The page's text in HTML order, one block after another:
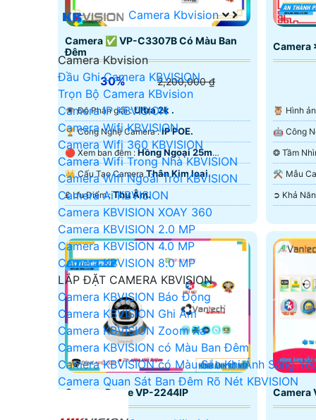
Camera Kbvision
Camera Kbvision
Đầu Ghi Camera KBVISION
Trọn Bộ Camera KBvision
Camera IP KBVISION
Camera Wifi KBVISION
Camera Wifi 360 KBVISION
Camera Wifi Trong Nhà KBVISION
Camera Wifi Ngoài Trời KBVISION
Camera Ai KBVISION
Camera KBVISION XOAY 360
Camera KBVISION 2.0 MP
Camera KBVISION 4.0 MP
Camera KBVISION 8.0 MP
LẮP ĐẶT CAMERA KBVISION
Camera KBVISION Báo Động
Camera KBVISION Ghi Âm
Camera KBVISION Zoom Xa
Camera KBVISION có Màu Ban Đêm
Camera KBVISION có Màu Sắc Khi Ánh Sáng
Camera Quan Sát Ban Đêm Rõ Nét KBVISION
Camera ✅ VP-C3307B Có Màu Ban
Đêm
30% 2,200,000 ₫
👁 Độ Phân giải :Ultra 2k .
🏆 Công Nghệ Camera :IP POE.
🔴 Xem ban đêm : Hồng Ngoại 25m
Starlight.
👑 Cấu Tạo Camera Thân Kim loại.
️₤ Ưu Điểm :Thu Âm.
Camera
🦉 Hình
Array.⚒ Mẫu
Camera Dome VP-2244IP Camera